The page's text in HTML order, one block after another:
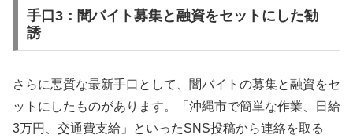
手口3：闇バイト募集と融資をセットにした勧
誘
さらに悪質な最新手口として、闇バイトの募集と融資をセ
ットにしたものがあります。「沖縄市で簡単な作業、日給
3万円、交通費支給」といったSNS投稿から連絡を取る